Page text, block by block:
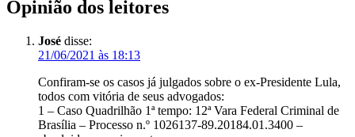
Opinião dos leitores
José disse:
21/06/2021 às 18:13
Confiram-se os casos já julgados sobre o ex-Presidente Lula,
todos com vitória de seus advogados:
1 – Caso Quadrilhão 1ª tempo: 12ª Vara Federal Criminal de
Brasília – Processo n.º 1026137-89.20184.01.3400 –